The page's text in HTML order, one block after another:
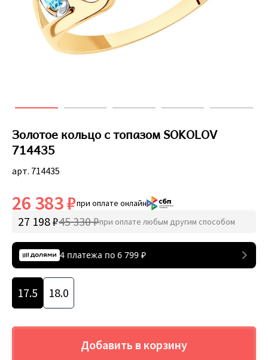
Золотое кольцо с топазом SOKOLOV
714435
арт. 714435
26 383 ₽при оплате онлайн
27 198 ₽45 330 ₽при оплате любым другим способом
4 платежа по 6 799 ₽
17.5 18.0
Добавить в корзину